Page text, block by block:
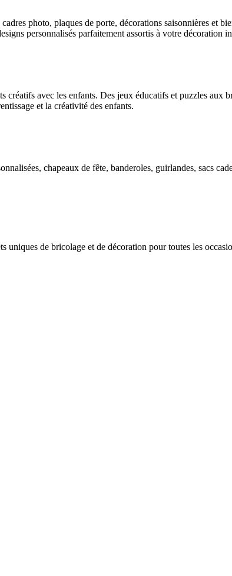
photo, plaques de porte, décorations saisonnières et
personnalisés parfaitement assortis à votre décoration
créatifs avec les enfants. Des jeux éducatifs et puzzles aux
et la créativité des enfants.
chapeaux de fête, banderoles, guirlandes, sacs
de bricolage et de décoration pour toutes les